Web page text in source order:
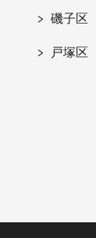
磯子区
戸塚区